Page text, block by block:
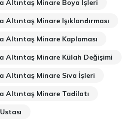
Altıntaş Minare Boya İşleri
Altıntaş Minare Işıklandırması
Altıntaş Minare Kaplaması
Altıntaş Minare Külah Değişimi
Altıntaş Minare Sıva İşleri
Altıntaş Minare Tadilatı